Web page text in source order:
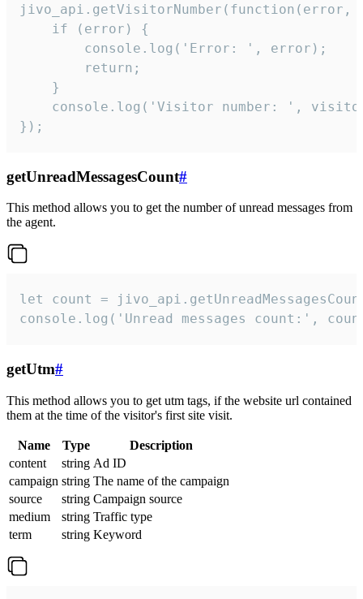
jivo_api.getVisitorNumber(function(error,
    if (error) {
        console.log('Error: ', error);
        return;
    }
console.log('Visitor number: ',
});
getUnreadMessagesCount#
This method allows you to get the number of unread messages from
the agent.
let count =
console.log('Unread messages count:',
getUtm#
This method allows you to get utm tags, if the website url contained
them at the time of the visitor's first site visit.
Name Type
Description
content
string Ad ID
campaign string The name of the campaign
source
string Campaign source
medium
string Traffic type
term
string Keyword